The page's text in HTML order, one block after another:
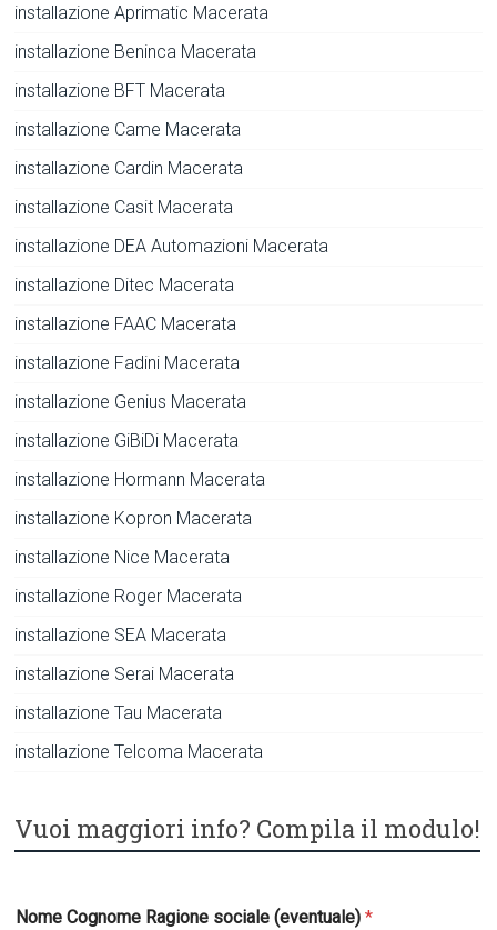
installazione Aprimatic Macerata
installazione Beninca Macerata
installazione BFT Macerata
installazione Came Macerata
installazione Cardin Macerata
installazione Casit Macerata
installazione DEA Automazioni Macerata
installazione Ditec Macerata
installazione FAAC Macerata
installazione Fadini Macerata
installazione Genius Macerata
installazione GiBiDi Macerata
installazione Hormann Macerata
installazione Kopron Macerata
installazione Nice Macerata
installazione Roger Macerata
installazione SEA Macerata
installazione Serai Macerata
installazione Tau Macerata
installazione Telcoma Macerata
Vuoi maggiori info? Compila il modulo!
Nome Cognome Ragione sociale (eventuale)*